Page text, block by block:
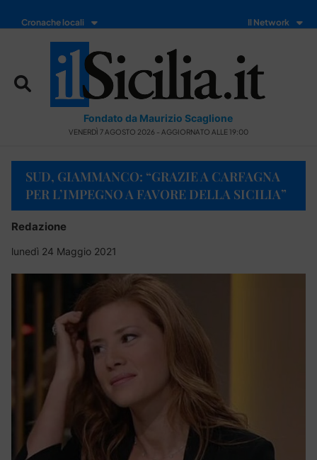
Cronache locali Il Network
Fondato da Maurizio Scaglione
VENERDÌ 7 AGOSTO 2026 - AGGIORNATO ALLE 19:00
SUD, GIAMMANCO: “GRAZIE A CARFAGNA
PER L’IMPEGNO A FAVORE DELLA SICILIA”
Redazione
lunedì 24 Maggio 2021